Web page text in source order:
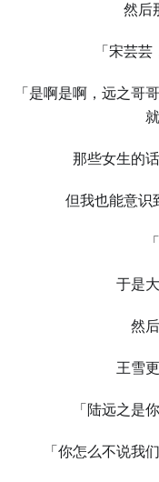
然后
「宋芸
「是啊是啊，远之哥
那些女生的
但我也能意识
于是
然
王雪
「陆远之是
「你怎么不说我